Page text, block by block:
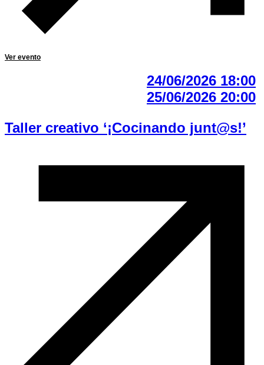
Ver evento
24/06/2026 18:00
25/06/2026 20:00
Taller creativo ‘¡Cocinando junt@s!’